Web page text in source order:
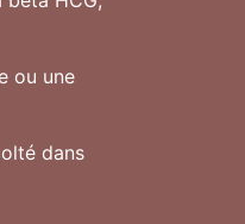
ou une
dans